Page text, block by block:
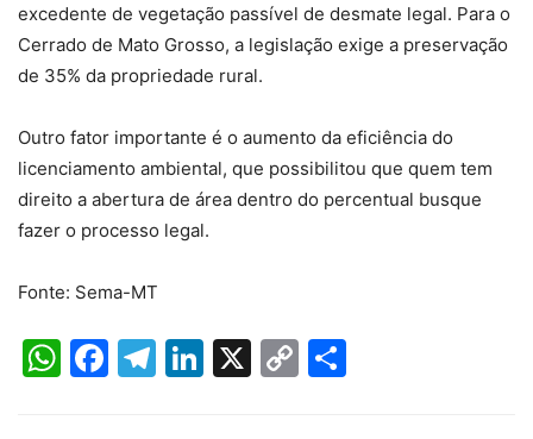
excedente de vegetação passível de desmate legal. Para o
Cerrado de Mato Grosso, a legislação exige a preservação
de 35% da propriedade rural.
Outro fator importante é o aumento da eficiência do
licenciamento ambiental, que possibilitou que quem tem
direito a abertura de área dentro do percentual busque
fazer o processo legal.
Fonte: Sema-MT
WhatsApp
Facebook
Telegram
LinkedIn
X
Copy